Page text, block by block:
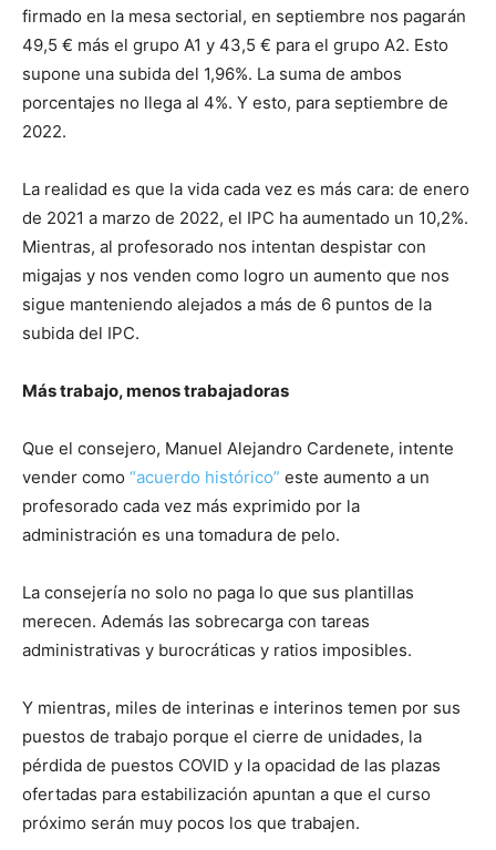
firmado en la mesa sectorial, en septiembre nos pagarán
49,5 € más el grupo A1 y 43,5 € para el grupo A2. Esto
supone una subida del 1,96%. La suma de ambos
porcentajes no llega al 4%. Y esto, para septiembre de
2022.
La realidad es que la vida cada vez es más cara: de enero
de 2021 a marzo de 2022, el IPC ha aumentado un 10,2%.
Mientras, al profesorado nos intentan despistar con
migajas y nos venden como logro un aumento que nos
sigue manteniendo alejados a más de 6 puntos de la
subida del IPC.
Más trabajo, menos trabajadoras
Que el consejero, Manuel Alejandro Cardenete, intente
vender como “acuerdo histórico” este aumento a un
profesorado cada vez más exprimido por la
administración es una tomadura de pelo.
La consejería no solo no paga lo que sus plantillas
merecen. Además las sobrecarga con tareas
administrativas y burocráticas y ratios imposibles.
Y mientras, miles de interinas e interinos temen por sus
puestos de trabajo porque el cierre de unidades, la
pérdida de puestos COVID y la opacidad de las plazas
ofertadas para estabilización apuntan a que el curso
próximo serán muy pocos los que trabajen.